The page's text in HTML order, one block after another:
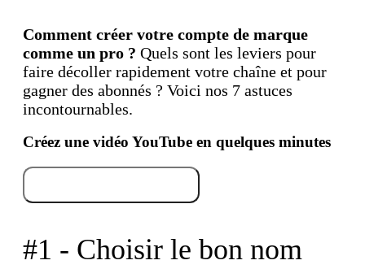
Comment créer votre compte de marque
comme un pro ? Quels sont les leviers pour
faire décoller rapidement votre chaîne et pour
gagner des abonnés ? Voici nos 7 astuces
incontournables.
Créez une vidéo YouTube en quelques minutes
#1 - Choisir le bon nom